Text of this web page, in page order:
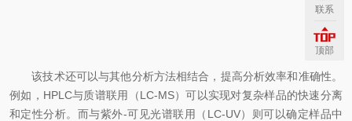
该技术还可以与其他分析方法相结合，提高分析效率和准确性。
例如，HPLC与质谱联用（LC-MS）可以实现对复杂样品的快速分离
和定性分析。而与紫外-可见光谱联用（LC-UV）则可以确定样品中
联系
顶部